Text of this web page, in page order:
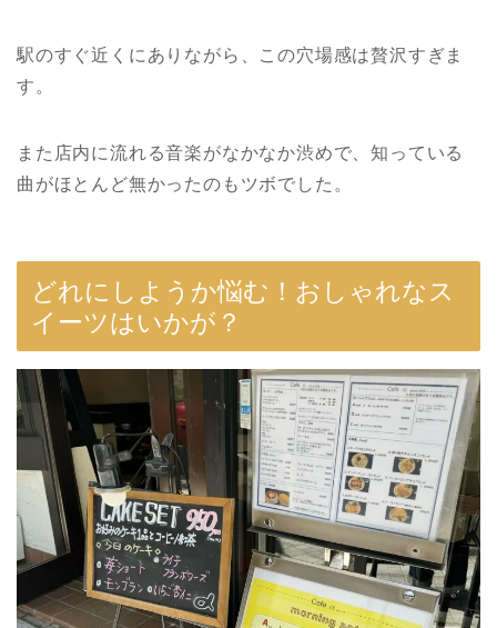
駅のすぐ近くにありながら、この穴場感は贅沢すぎま
す。
また店内に流れる音楽がなかなか渋めで、知っている
曲がほとんど無かったのもツボでした。
どれにしようか悩む！おしゃれなス
イーツはいかが？